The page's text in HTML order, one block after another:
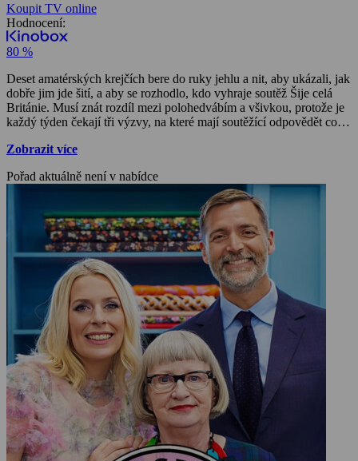
Koupit TV online
Hodnocení:
80 %
Deset amatérských krejčích bere do ruky jehlu a nit, aby ukázali, jak
dobře jim jde šití, a aby se rozhodlo, kdo vyhraje soutěž Šije celá
Británie. Musí znát rozdíl mezi polohedvábím a všivkou, protože je
každý týden čekají tři výzvy, na které mají soutěžící odpovědět co
britských expertů. Tento milý a hřejivý seriál, který se setkal s velmi
nemají se šitím nic společného, protože v soutěži se kamarádská
Zobrazit více
Pořad aktuálně není v nabídce